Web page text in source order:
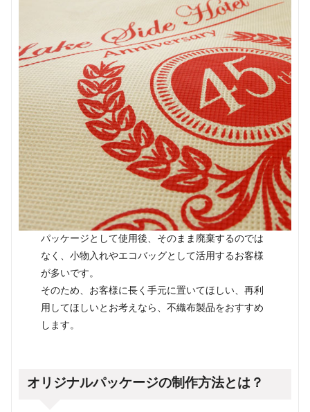
パッケージとして使用後、そのまま廃棄するのでは
なく、小物入れやエコバッグとして活用するお客様
が多いです。
そのため、お客様に長く手元に置いてほしい、再利
用してほしいとお考えなら、不織布製品をおすすめ
します。
オリジナルパッケージの制作方法とは？